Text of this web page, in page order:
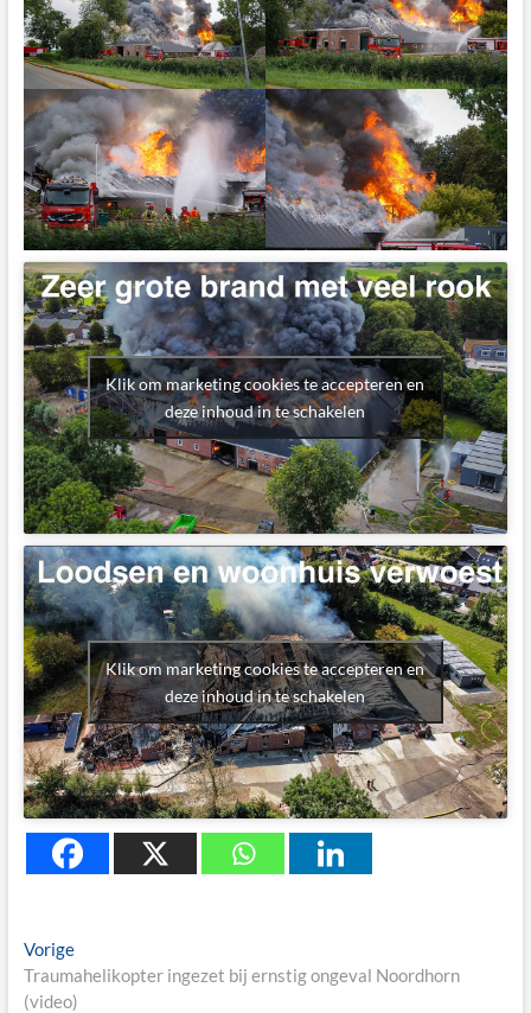
Klik om marketing cookies te accepteren en
deze inhoud in te schakelen
Klik om marketing cookies te accepteren en
deze inhoud in te schakelen
Berichtnavigatie
VorigePrevious
post:
Traumahelikopter ingezet bij ernstig ongeval Noordhorn
(video)